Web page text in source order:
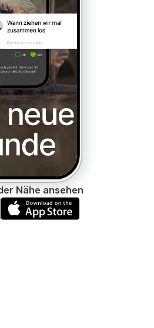
Nähe ansehen